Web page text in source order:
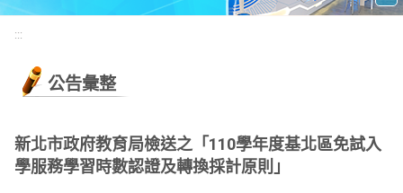
:::
公告彙整
新北市政府教育局檢送之「110學年度基北區免試入
學服務學習時數認證及轉換採計原則」